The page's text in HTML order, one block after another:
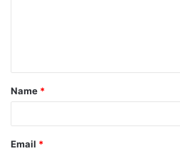
t
*
Name *
Email *